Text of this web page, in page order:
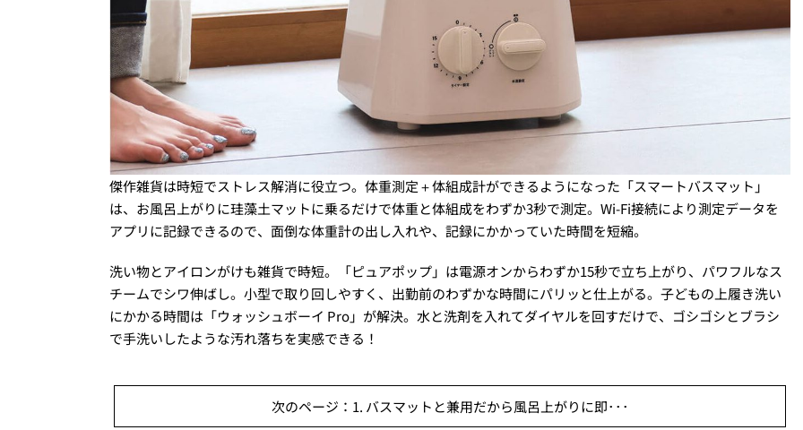
傑作雑貨は時短でストレス解消に役立つ。体重測定＋体組成計ができるようになった「スマートバスマット」
は、お風呂上がりに珪藻土マットに乗るだけで体重と体組成をわずか3秒で測定。Wi-Fi接続により測定データを
アプリに記録できるので、面倒な体重計の出し入れや、記録にかかっていた時間を短縮。
洗い物とアイロンがけも雑貨で時短。「ピュアポップ」は電源オンからわずか15秒で立ち上がり、パワフルなス
チームでシワ伸ばし。小型で取り回しやすく、出勤前のわずかな時間にパリッと仕上がる。子どもの上履き洗い
にかかる時間は「ウォッシュボーイ Pro」が解決。水と洗剤を入れてダイヤルを回すだけで、ゴシゴシとブラシ
で手洗いしたような汚れ落ちを実感できる！
次のページ：1. バスマットと兼用だから風呂上がりに即･･･